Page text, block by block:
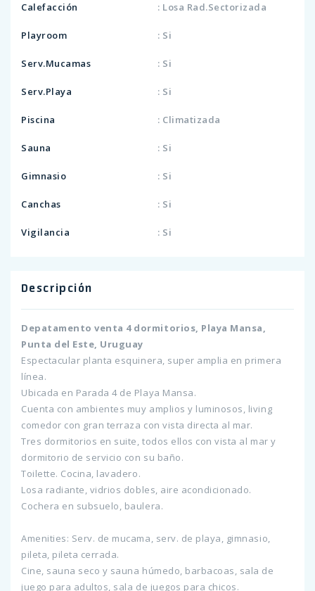
Calefacción : Losa Rad.Sectorizada
Playroom : Si
Serv.Mucamas : Si
Serv.Playa : Si
Piscina : Climatizada
Sauna : Si
Gimnasio : Si
Canchas : Si
Vigilancia : Si
Descripción
Depatamento venta 4 dormitorios, Playa Mansa,
Punta del Este, Uruguay
Espectacular planta esquinera, super amplia en primera
línea.
Ubicada en Parada 4 de Playa Mansa.
Cuenta con ambientes muy amplios y luminosos, living
comedor con gran terraza con vista directa al mar.
Tres dormitorios en suite, todos ellos con vista al mar y
dormitorio de servicio con su baño.
Toilette. Cocina, lavadero.
Losa radiante, vidrios dobles, aire acondicionado.
Cochera en subsuelo, baulera.
Amenities: Serv. de mucama, serv. de playa, gimnasio,
pileta, pileta cerrada.
Cine, sauna seco y sauna húmedo, barbacoas, sala de
juego para adultos, sala de juegos para chicos.